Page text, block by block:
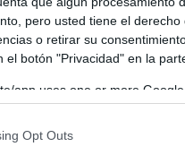
pero usted tiene el derecho
o retirar su
el botón "Privacidad" en la
app uses one or more
limited to your visit or usage
Opt Outs
Quijano de Ciudad